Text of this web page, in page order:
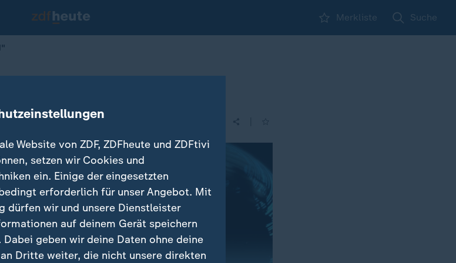
Merkliste Suche
an Russland"
Versuche es später noch einmal.
Website von ZDF, ZDFheute und ZDFtivi
setzen wir Cookies und
ein. Einige der eingesetzten
erforderlich für unser Angebot. Mit
dürfen wir und unsere Dienstleister
auf deinem Gerät speichern
geben wir deine Daten ohne deine
Dritte weiter, die nicht unsere direkten